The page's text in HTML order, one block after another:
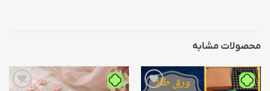
محصولات مشابه